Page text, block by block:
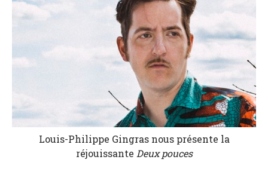
Louis-Philippe Gingras nous présente la
réjouissante Deux pouces